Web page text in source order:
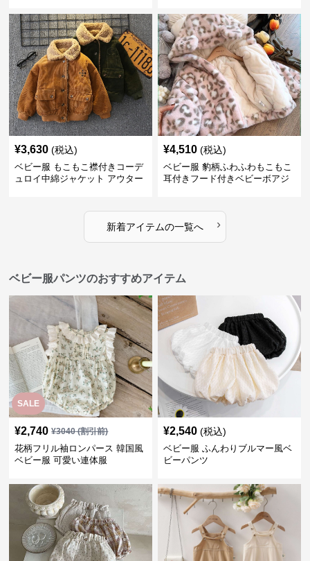
¥3,630 (税込)
ベビー服 もこもこ襟付きコーデ
ュロイ中綿ジャケット アウター
¥4,510 (税込)
ベビー服 豹柄ふわふわもこもこ
耳付きフード付きベビーボアジ
新着アイテムの一覧へ ›
ベビー服パンツのおすすめアイテム
SALE
¥2,740 ¥3040(割引前)
花柄フリル袖ロンパース 韓国風
ベビー服 可愛い連体服
¥2,540 (税込)
ベビー服 ふんわりブルマー風ベ
ビーパンツ